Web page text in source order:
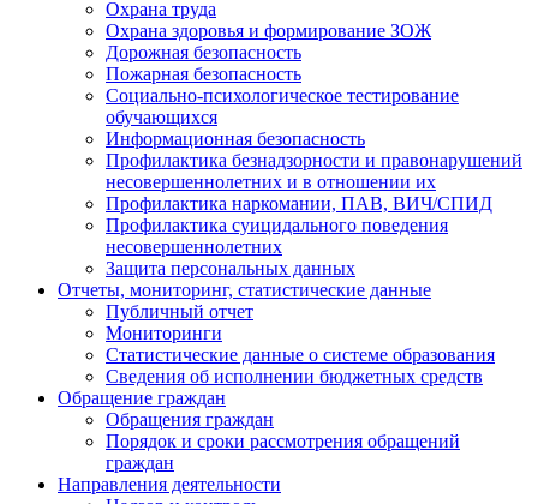
Охрана труда
Охрана здоровья и формирование ЗОЖ
Дорожная безопасность
Пожарная безопасность
Социально-психологическое тестирование
обучающихся
Информационная безопасность
Профилактика безнадзорности и правонарушений
несовершеннолетних и в отношении их
Профилактика наркомании, ПАВ, ВИЧ/СПИД
Профилактика суицидального поведения
несовершеннолетних
Защита персональных данных
Отчеты, мониторинг, статистические данные
Публичный отчет
Мониторинги
Статистические данные о системе образования
Сведения об исполнении бюджетных средств
Обращение граждан
Обращения граждан
Порядок и сроки рассмотрения обращений
граждан
Направления деятельности